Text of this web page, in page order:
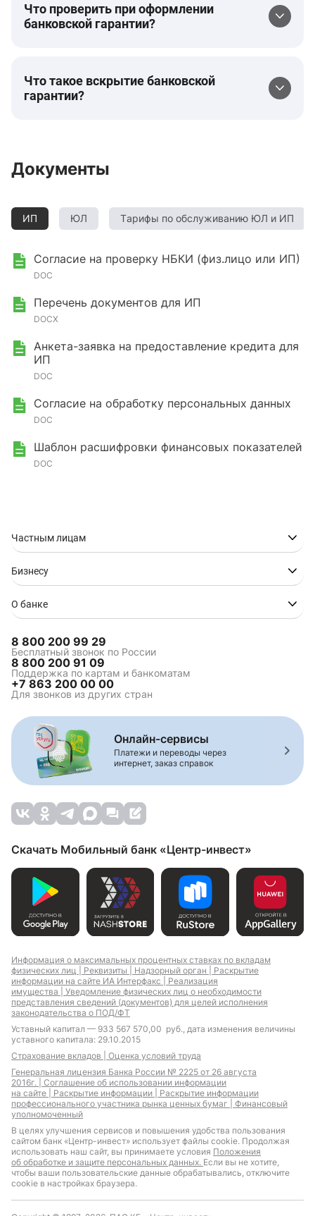
Что проверить при оформлении
банковской гарантии?
Что такое вскрытие банковской
гарантии?
Документы
ИП ЮЛ Тарифы по обслуживанию ЮЛ и ИП
Согласие на проверку НБКИ (физ.лицо или ИП)
DOC
Перечень документов для ИП
DOCX
Анкета-заявка на предоставление кредита для
ИП
DOC
Согласие на обработку персональных данных
DOC
Шаблон расшифровки финансовых показателей
DOC
Частным лицам
Бизнесу
О банке
8 800 200 99 29
Бесплатный звонок по России
8 800 200 91 09
Поддержка по картам и банкоматам
+7 863 200 00 00
Для звонков из других стран
Онлайн-сервисы
Платежи и переводы через
интернет, заказ справок
Скачать Мобильный банк «Центр-инвест»
Информация о максимальных процентных ставках по вкладам
физических лиц | Реквизиты | Надзорный орган | Раскрытие
информации на сайте ИА Интерфакс | Реализация
имущества | Уведомление физических лиц о необходимости
представления сведений (документов) для целей исполнения
законодательства о ПОД/ФТ
Уставный капитал — 933 567 570,00 руб., дата изменения величины
уставного капитала: 29.10.2015
Страхование вкладов | Оценка условий труда
Генеральная лицензия Банка России № 2225 от 26 августа
2016г. | Соглашение об использовании информации
на сайте | Раскрытие информации | Раскрытие информации
профессионального участника рынка ценных бумаг | Финансовый
уполномоченный
В целях улучшения сервисов и повышения удобства пользования
сайтом банк «Центр-инвест» использует файлы cookie. Продолжая
использовать наш сайт, вы принимаете условия Положения
об обработке и защите персональных данных. Если вы не хотите,
чтобы ваши пользовательские данные обрабатывались, отключите
cookie в настройках браузера.